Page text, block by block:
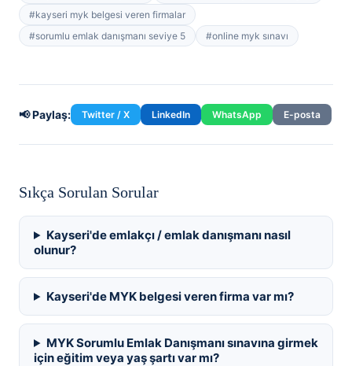
#kayseri myk belgesi veren firmalar
#sorumlu emlak danışmanı seviye 5 #online myk sınavı
📢 Paylaş: Twitter / X LinkedIn WhatsApp E-posta
Sıkça Sorulan Sorular
Kayseri'de emlakçı / emlak danışmanı nasıl
olunur?
Kayseri'de MYK belgesi veren firma var mı?
MYK Sorumlu Emlak Danışmanı sınavına girmek
için eğitim veya yaş şartı var mı?